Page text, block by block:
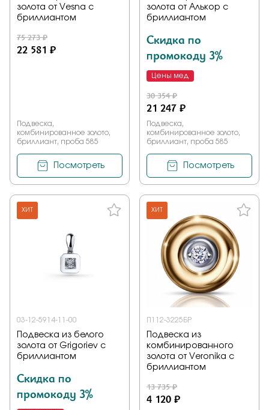
золота от Vesna с
бриллиантом
75 273 ₽
22 581 ₽
Подвеска,
комбинированное золото,
бриллиант, проба 585
Посмотреть
золота от Алькор с
бриллиантом
Скидка по
промокоду 3%
Цены мед
30 354 ₽
21 247 ₽
Подвеска,
комбинированное золото,
бриллиант, проба 585
Посмотреть
ХИТ
03-12-5914-11-00
Подвеска из белого
золота от Grigoriev с
бриллиантом
Скидка по
промокоду 3%
ХИТ
П112-3225БР
Подвеска из
комбинированного
золота от Veronika с
бриллиантом
13 735 ₽
4 120 ₽